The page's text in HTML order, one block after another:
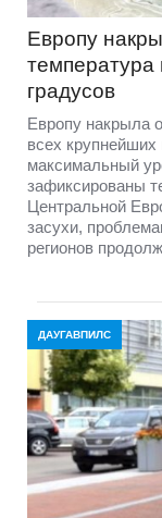
Европу
градусов
Европу накрыла
всех
максимальный
зафиксированы
Центральной
засухи,
регионов
ДАУГАВПИЛС